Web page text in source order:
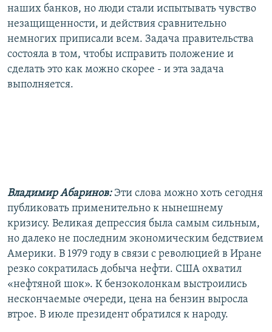
наших банков, но люди стали испытывать чувство
незащищенности, и действия сравнительно
немногих приписали всем. Задача правительства
состояла в том, чтобы исправить положение и
сделать это как можно скорее - и эта задача
выполняется.
Владимир Абаринов: Эти слова можно хоть сегодня
публиковать применительно к нынешнему
кризису. Великая депрессия была самым сильным,
но далеко не последним экономическим бедствием
Америки. В 1979 году в связи с революцией в Иране
резко сократилась добыча нефти. США охватил
«нефтяной шок». К бензоколонкам выстроились
нескончаемые очереди, цена на бензин выросла
втрое. В июле президент обратился к народу.